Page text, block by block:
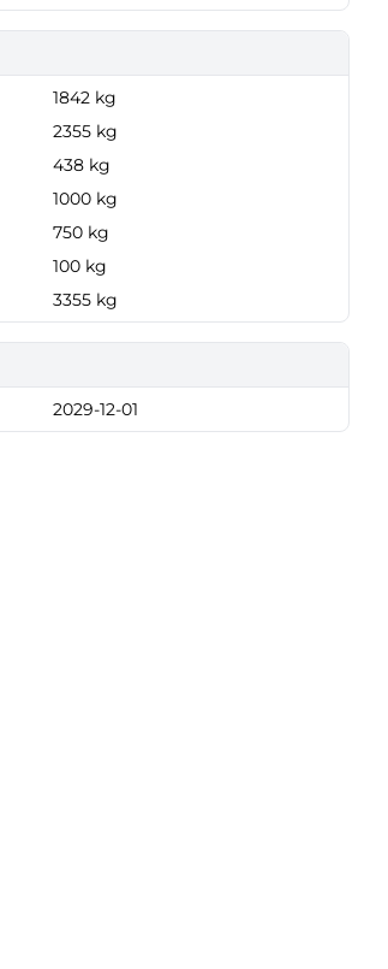
1842 kg
2355 kg
438 kg
1000 kg
750 kg
100 kg
3355 kg
2029-12-01